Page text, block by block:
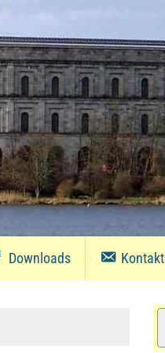
Downloads Kontakt